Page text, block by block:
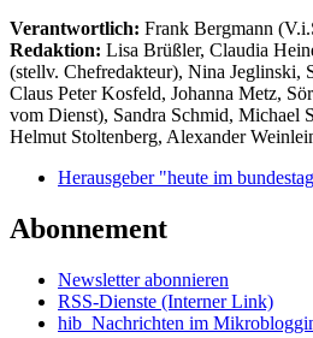
Verantwortlich: Frank Bergmann
Redaktion: Lisa Brüßler, Claudia
(stellv. Chefredakteur), Nina Jeglinski,
Claus Peter Kosfeld, Johanna Metz,
vom Dienst), Sandra Schmid, Michael
Helmut Stoltenberg, Alexander
Herausgeber "heute im
Abonnement
Newsletter abonnieren
RSS-Dienste (Interner Link)
hib_Nachrichten im